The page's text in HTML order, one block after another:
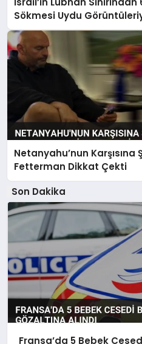
Sökmesi Uydu
Netanyahu’nun
Fetterman Dikkat Çekti
Son Dakika
Fransa’da 5 Bebek